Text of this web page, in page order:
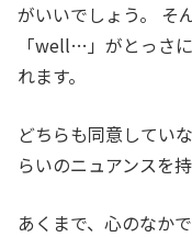
がいいでしょう。 そ
「well…」がとっさ
れます。
どちらも同意してい
らいのニュアンスを
あくまで、心のなか